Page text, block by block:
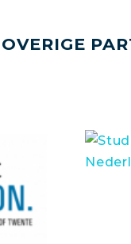
OVERIGE